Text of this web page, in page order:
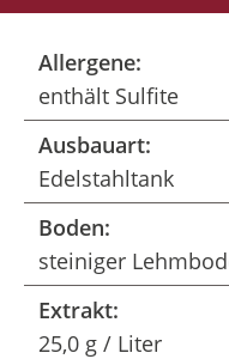
Allergene:
enthält Sulfite
Ausbauart:
Edelstahltank
Boden:
steiniger
Extrakt:
25,0 g / Liter